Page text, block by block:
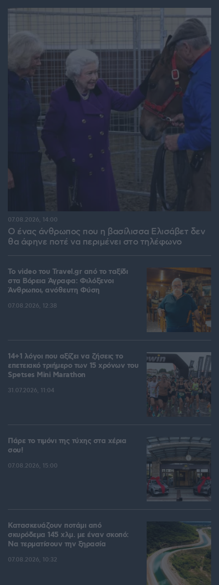
Ο ένας άνθρωπος που η βασίλισσα Ελισάβετ δεν
θα άφηνε ποτέ να περιμένει στο τηλέφωνο
07.08.2026, 14:00
To video του Travel.gr από το ταξίδι
στα Βόρεια Άγραφα: Φιλόξενοι
Άνθρωποι, ανόθευτη Φύση
07.08.2026, 12:38
14+1 λόγοι που αξίζει να ζήσεις το
επετειακό τριήμερο των 15 χρόνων του
Spetses Mini Marathon
31.07.2026, 11:04
Πάρε το τιμόνι της τύχης στα χέρια
σου!
07.08.2026, 15:00
Κατασκευάζουν ποτάμι από
σκυρόδεμα 145 χλμ. με έναν σκοπό:
Να τερματίσουν την ξηρασία
07.08.2026, 10:32